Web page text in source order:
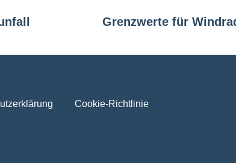
Grenzwerte für
Cookie-Richtlinie